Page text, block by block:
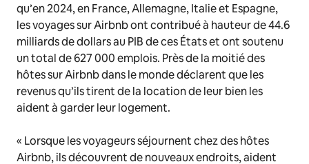
qu’en 2024, en France, Allemagne, Italie et Espagne,
les voyages sur Airbnb ont contribué à hauteur de 44.6
milliards de dollars au PIB de ces États et ont soutenu
un total de 627 000 emplois. Près de la moitié des
hôtes sur Airbnb dans le monde déclarent que les
revenus qu’ils tirent de la location de leur bien les
aident à garder leur logement.
« Lorsque les voyageurs séjournent chez des hôtes
Airbnb, ils découvrent de nouveaux endroits, aident